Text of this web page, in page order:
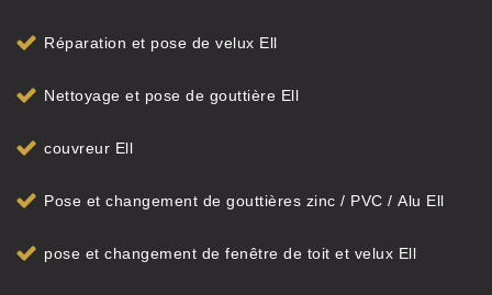
Réparation et pose de velux Ell
Nettoyage et pose de gouttière Ell
couvreur Ell
Pose et changement de gouttières zinc / PVC / Alu Ell
pose et changement de fenêtre de toit et velux Ell